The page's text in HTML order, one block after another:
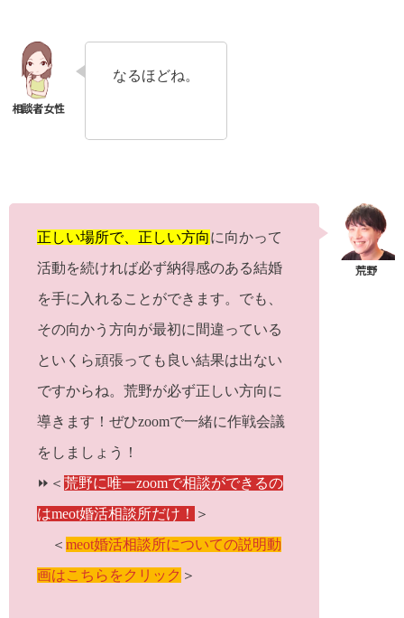
なるほどね。
正しい場所で、正しい方向に向かって
活動を続ければ必ず納得感のある結婚
を手に入れることができます。でも、
その向かう方向が最初に間違っている
といくら頑張っても良い結果は出ない
ですからね。荒野が必ず正しい方向に
導きます！ぜひzoomで一緒に作戦会議
をしましょう！
⏩＜ 荒野に唯一zoomで相談ができるの
はmeot婚活相談所だけ！
＞
＜ meot婚活相談所についての説明動
画はこちらをクリック ＞